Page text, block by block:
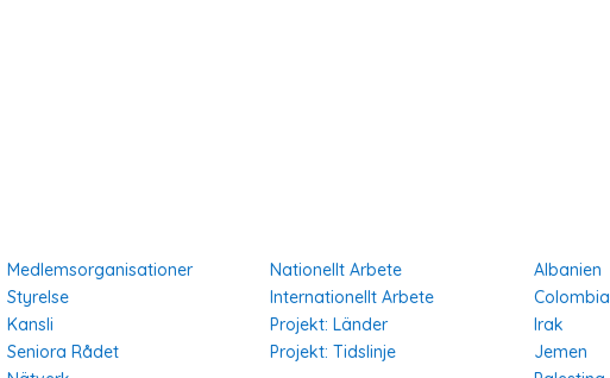
Medlemsorganisationer
Styrelse
Kansli
Seniora Rådet
Nationellt Arbete
Internationellt Arbete
Projekt: Länder
Projekt: Tidslinje
Albanien
Colombia
Irak
Jemen